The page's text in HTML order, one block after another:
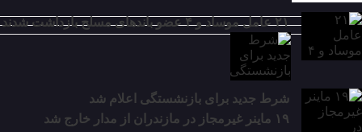
۲۱ عامل موساد و ۴ عضو باند‌های مسلح بازداشت شدند
شرط جدید برای بازنشستگی اعلام شد
۱۹ ماینر غیرمجاز در مازندران از مدار خارج شد